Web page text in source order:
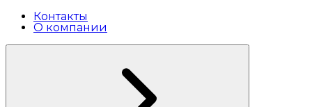
Контакты
О компании